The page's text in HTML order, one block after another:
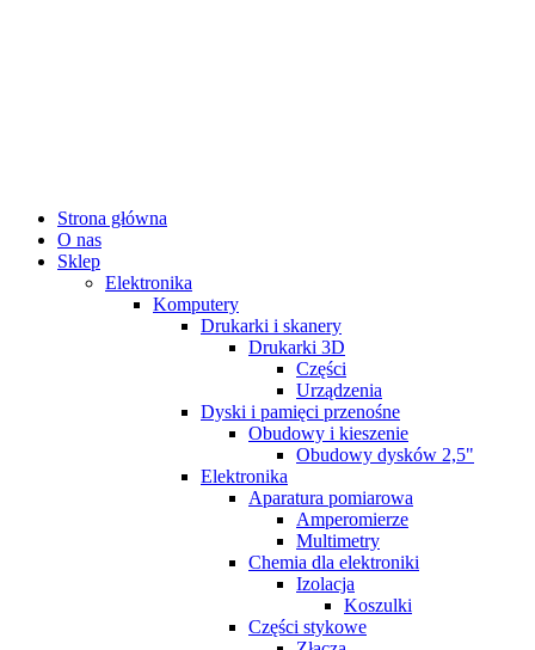
Strona główna
O nas
Sklep
Elektronika
Komputery
Drukarki i skanery
Drukarki 3D
Części
Urządzenia
Dyski i pamięci przenośne
Obudowy i kieszenie
Obudowy dysków 2,5"
Elektronika
Aparatura pomiarowa
Amperomierze
Multimetry
Chemia dla elektroniki
Izolacja
Koszulki
Części stykowe